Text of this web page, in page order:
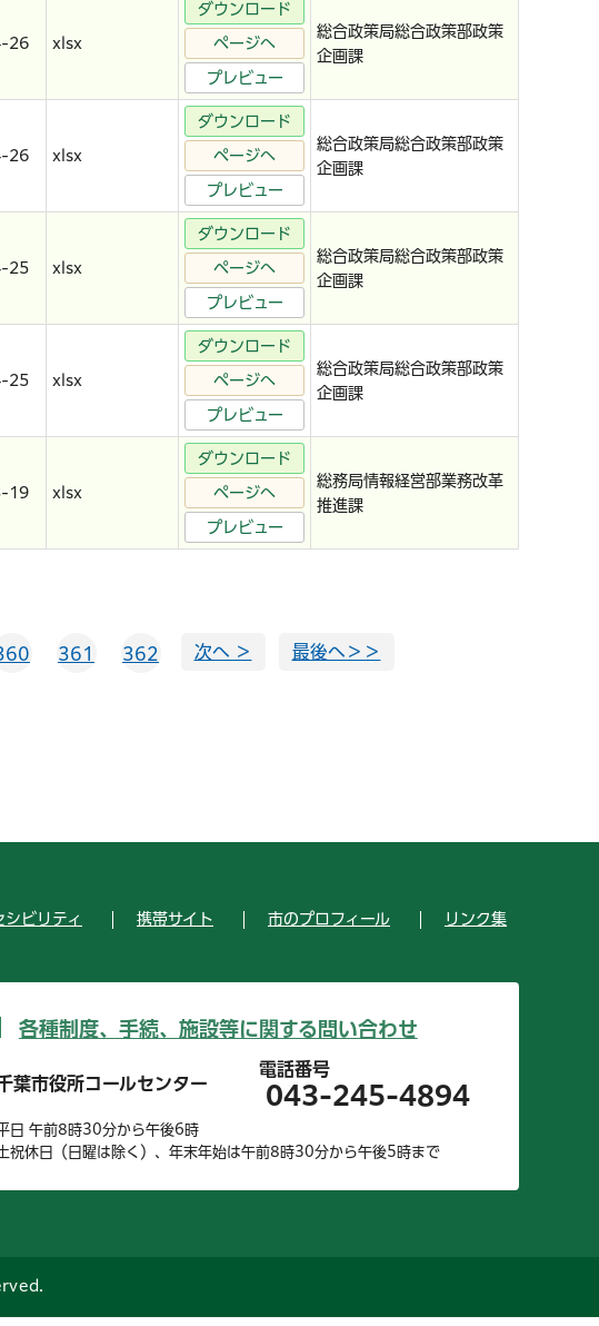
26 xlsx
ダウンロード
ページへ
プレビュー
総合政策局総合政策部政策
企画課
26 xlsx
ダウンロード
ページへ
プレビュー
総合政策局総合政策部政策
企画課
25 xlsx
ダウンロード
ページへ
プレビュー
総合政策局総合政策部政策
企画課
25 xlsx
ダウンロード
ページへ
プレビュー
総合政策局総合政策部政策
企画課
19 xlsx
ダウンロード
ページへ
プレビュー
総務局情報経営部業務改革
推進課
361 362 次へ ＞ 最後へ＞＞
シビリティ 携帯サイト 市のプロフィール リンク集
各種制度、手続、施設等に関する問い合わせ
葉市役所コールセンター
電話番号
043-245-4894
日 午前8時30分から午後6時
祝休日（日曜は除く）、年末年始は午前8時30分から午後5時まで